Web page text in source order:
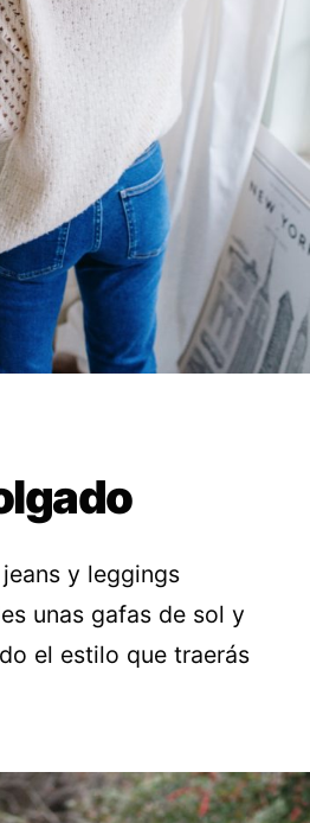
y leggings
unas gafas de sol y
el estilo que traerás